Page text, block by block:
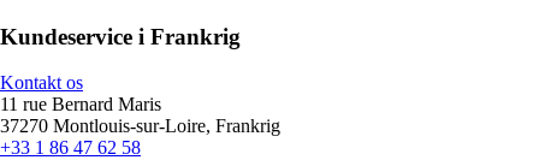
Kundeservice i Frankrig
Kontakt os
11 rue Bernard Maris
37270 Montlouis-sur-Loire, Frankrig
+33 1 86 47 62 58